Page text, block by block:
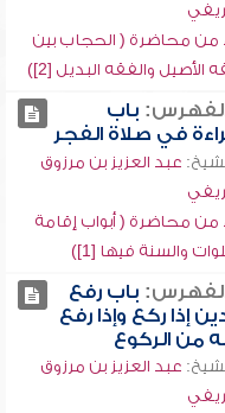
من محاضرة ( الحجاب بين
الأصيل والفقه البديل [2])
باب
في صلاة الفجر
عبد العزيز بن مرزوق
من محاضرة ( أبواب إقامة
والسنة فيها [1])
باب رفع
إذا ركع وإذا رفع
من الركوع
عبد العزيز بن مرزوق